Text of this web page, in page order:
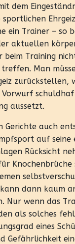
dem
sportlichen
ein Trainer – so
aktuellen
Training
treffen. Man
zurückstellen,
Vorwurf
aussetzt.
Gerichte auch
auf seine
Rücksicht
Knochenbrüche
kann dann kaum
Nur wenn das
als solches
eines
Gefährlichkeit